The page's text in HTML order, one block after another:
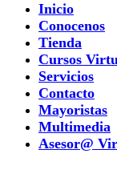
Inicio
Conocenos
Tienda
Cursos
Servicios
Contacto
Mayoristas
Multimedia
Asesor@